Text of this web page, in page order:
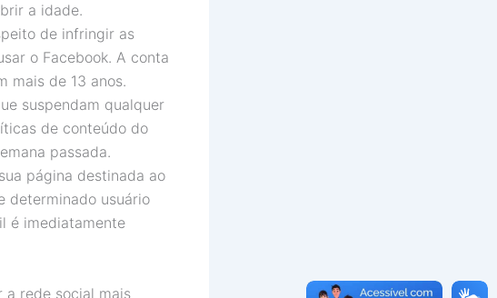
a idade.
de infringir as
o Facebook. A conta
mais de 13 anos.
suspendam qualquer
de conteúdo do
passada.
página destinada ao
determinado usuário
é imediatamente
a rede social mais